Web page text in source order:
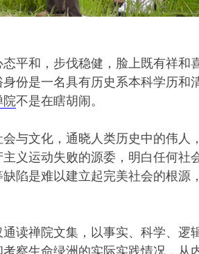
平和，步伐稳健，脸上既有祥和
份是一名具有历史系本科学历和
院不是在瞎胡闹。
与文化，通晓人类历史中的伟人
义运动失败的源委，明白任何社
陷是难以建立起完美社会的根源
读禅院文集，以事实、科学、逻
察生命绿洲的实际实践情况，从